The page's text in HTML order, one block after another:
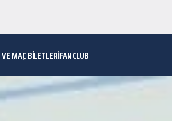
MAÇ BİLETLERİFAN CLUB